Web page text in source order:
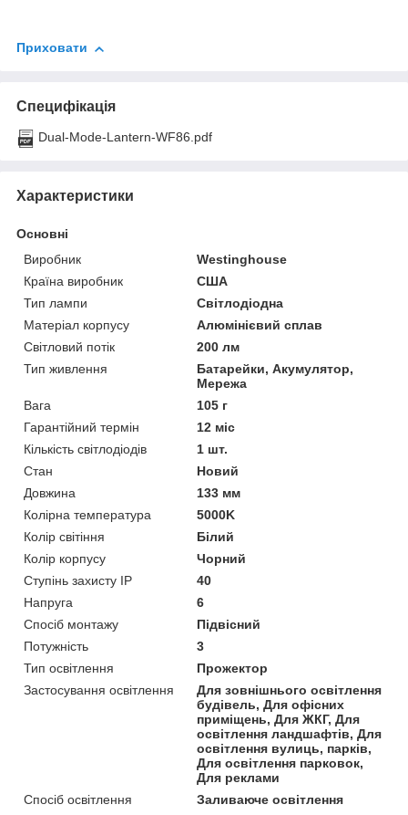
Приховати
Специфікація
Dual-Mode-Lantern-WF86.pdf
Характеристики
Основні
Виробник
Westinghouse
Країна виробник
США
Тип лампи
Світлодіодна
Матеріал корпусу
Алюмінієвий сплав
Світловий потік
200 лм
Тип живлення
Батарейки, Акумулятор,
Мережа
Вага
105 г
Гарантійний термін
12 міс
Кількість світлодіодів
1 шт.
Стан
Новий
Довжина
133 мм
Колірна температура
5000K
Колір світіння
Білий
Колір корпусу
Чорний
Ступінь захисту IP
40
Напруга
6
Спосіб монтажу
Підвісний
Потужність
3
Тип освітлення
Прожектор
Застосування освітлення
Для зовнішнього освітлення
будівель, Для офісних
приміщень, Для ЖКГ, Для
освітлення ландшафтів, Для
освітлення вулиць, парків,
Для освітлення парковок,
Для реклами
Спосіб освітлення
Заливаюче освітлення